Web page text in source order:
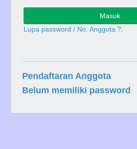
Masuk
Lupa password / No. Anggota ?
Pendaftaran Anggota
Belum memiliki password